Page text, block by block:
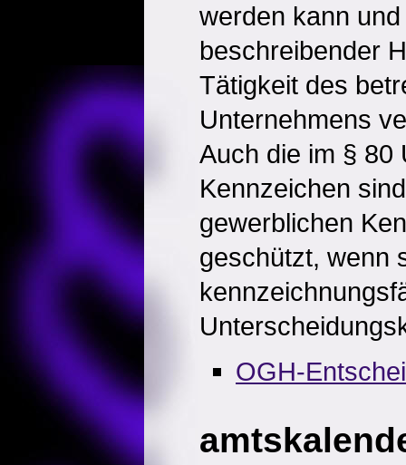
werden kann
beschreibender
Tätigkeit des
Unternehmens
Auch die im § 80
Kennzeichen
gewerblichen
geschützt, wenn
OGH-